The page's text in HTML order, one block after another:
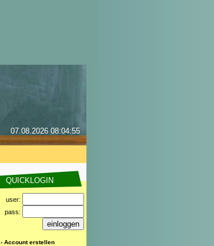
07.08.2026 08:04:55
QUICKLOGIN
user:
pass:
- Account erstellen